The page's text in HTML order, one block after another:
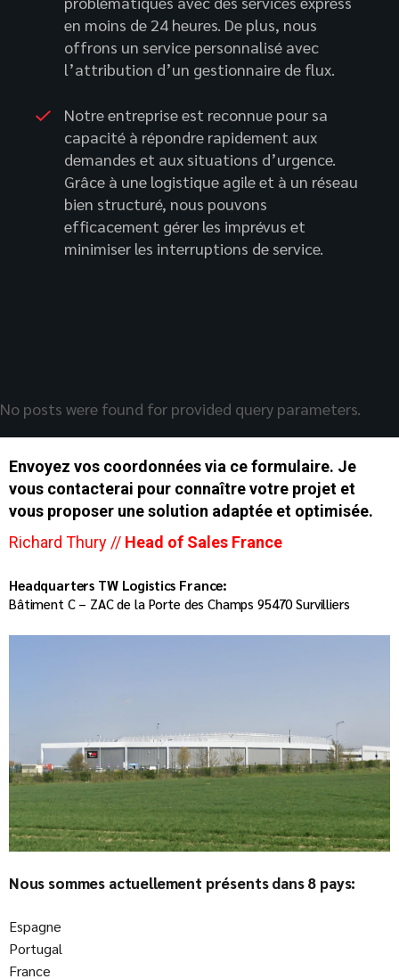
en moins de 24 heures. De plus, nous
offrons un service personnalisé avec
l’attribution d’un gestionnaire de flux.
Notre entreprise est reconnue pour sa
capacité à répondre rapidement aux
demandes et aux situations d’urgence.
Grâce à une logistique agile et à un réseau
bien structuré, nous pouvons
efficacement gérer les imprévus et
minimiser les interruptions de service.
No posts were found for provided query parameters.
Envoyez vos coordonnées via ce formulaire. Je
vous contacterai pour connaître votre projet et
vous proposer une solution adaptée et optimisée.
Richard Thury // Head of Sales France
Headquarters TW Logistics France:
Bâtiment C – ZAC de la Porte des Champs95470 Survilliers
Nous sommes actuellement présents dans 8 pays:
Espagne
Portugal
France